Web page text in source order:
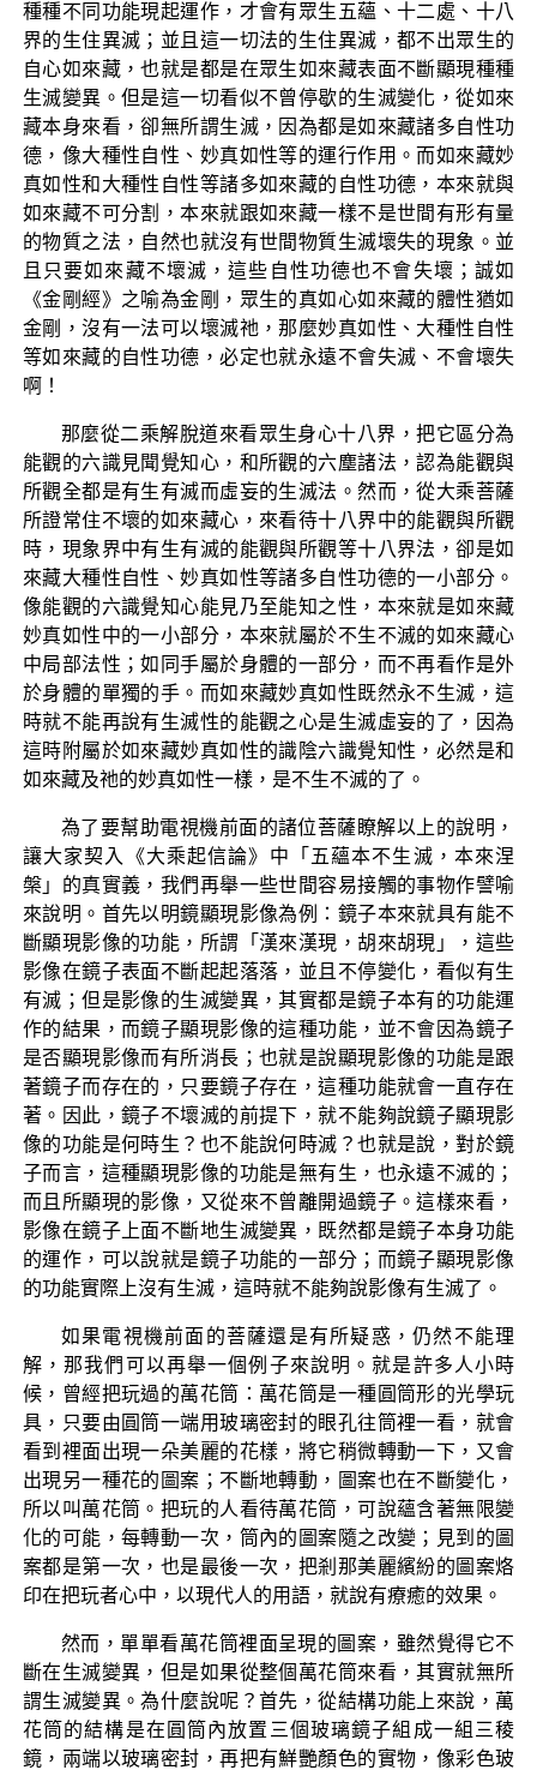
種種不同功能現起運作，才會有眾生五蘊、十二處、十八
界的生住異滅；並且這一切法的生住異滅，都不出眾生的
自心如來藏，也就是都是在眾生如來藏表面不斷顯現種種
生滅變異。但是這一切看似不曾停歇的生滅變化，從如來
藏本身來看，卻無所謂生滅，因為都是如來藏諸多自性功
德，像大種性自性、妙真如性等的運行作用。而如來藏妙
真如性和大種性自性等諸多如來藏的自性功德，本來就與
如來藏不可分割，本來就跟如來藏一樣不是世間有形有量
的物質之法，自然也就沒有世間物質生滅壞失的現象。並
且只要如來藏不壞滅，這些自性功德也不會失壞；誠如
《金剛經》之喻為金剛，眾生的真如心如來藏的體性猶如
金剛，沒有一法可以壞滅祂，那麼妙真如性、大種性自性
等如來藏的自性功德，必定也就永遠不會失滅、不會壞失
啊！
那麼從二乘解脫道來看眾生身心十八界，把它區分為
能觀的六識見聞覺知心，和所觀的六塵諸法，認為能觀與
所觀全都是有生有滅而虛妄的生滅法。然而，從大乘菩薩
所證常住不壞的如來藏心，來看待十八界中的能觀與所觀
時，現象界中有生有滅的能觀與所觀等十八界法，卻是如
來藏大種性自性、妙真如性等諸多自性功德的一小部分。
像能觀的六識覺知心能見乃至能知之性，本來就是如來藏
妙真如性中的一小部分，本來就屬於不生不滅的如來藏心
中局部法性；如同手屬於身體的一部分，而不再看作是外
於身體的單獨的手。而如來藏妙真如性既然永不生滅，這
時就不能再說有生滅性的能觀之心是生滅虛妄的了，因為
這時附屬於如來藏妙真如性的識陰六識覺知性，必然是和
如來藏及祂的妙真如性一樣，是不生不滅的了。
為了要幫助電視機前面的諸位菩薩瞭解以上的說明，
讓大家契入《大乘起信論》中「五蘊本不生滅，本來涅
槃」的真實義，我們再舉一些世間容易接觸的事物作譬喻
來說明。首先以明鏡顯現影像為例：鏡子本來就具有能不
斷顯現影像的功能，所謂「漢來漢現，胡來胡現」，這些
影像在鏡子表面不斷起起落落，並且不停變化，看似有生
有滅；但是影像的生滅變異，其實都是鏡子本有的功能運
作的結果，而鏡子顯現影像的這種功能，並不會因為鏡子
是否顯現影像而有所消長；也就是說顯現影像的功能是跟
著鏡子而存在的，只要鏡子存在，這種功能就會一直存在
著。因此，鏡子不壞滅的前提下，就不能夠說鏡子顯現影
像的功能是何時生？也不能說何時滅？也就是說，對於鏡
子而言，這種顯現影像的功能是無有生，也永遠不滅的；
而且所顯現的影像，又從來不曾離開過鏡子。這樣來看，
影像在鏡子上面不斷地生滅變異，既然都是鏡子本身功能
的運作，可以說就是鏡子功能的一部分；而鏡子顯現影像
的功能實際上沒有生滅，這時就不能夠說影像有生滅了。
如果電視機前面的菩薩還是有所疑惑，仍然不能理
解，那我們可以再舉一個例子來說明。就是許多人小時
候，曾經把玩過的萬花筒：萬花筒是一種圓筒形的光學玩
具，只要由圓筒一端用玻璃密封的眼孔往筒裡一看，就會
看到裡面出現一朵美麗的花樣，將它稍微轉動一下，又會
出現另一種花的圖案；不斷地轉動，圖案也在不斷變化，
所以叫萬花筒。把玩的人看待萬花筒，可說蘊含著無限變
化的可能，每轉動一次，筒內的圖案隨之改變；見到的圖
案都是第一次，也是最後一次，把剎那美麗繽紛的圖案烙
印在把玩者心中，以現代人的用語，就說有療癒的效果。
然而，單單看萬花筒裡面呈現的圖案，雖然覺得它不
斷在生滅變異，但是如果從整個萬花筒來看，其實就無所
謂生滅變異。為什麼說呢？首先，從結構功能上來說，萬
花筒的結構是在圓筒內放置三個玻璃鏡子組成一組三稜
鏡，兩端以玻璃密封，再把有鮮艷顏色的實物，像彩色玻